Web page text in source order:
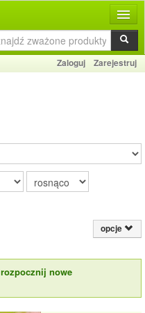
Zaloguj Zarejestruj
opcje
rozpocznij nowe